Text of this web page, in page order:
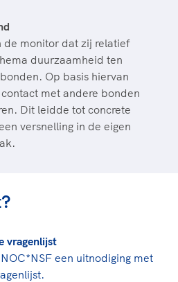
de monitor dat zij relatief
duurzaamheid ten
Op basis hiervan
met andere bonden
Dit leidde tot concrete
versnelling in de eigen
vragenlijst
een uitnodiging met